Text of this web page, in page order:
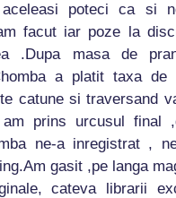
aceleasi poteci ca si
facut iar poze la
.Dupa masa de
a platit taxa
catune si traversand
prins urcusul final
ne-a inregistrat ,
gasit ,pe langa
cateva librarii